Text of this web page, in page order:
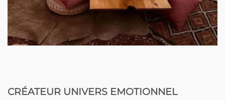
CRÉATEUR UNIVERS EMOTIONNEL